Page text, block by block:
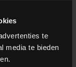
te
media te bieden